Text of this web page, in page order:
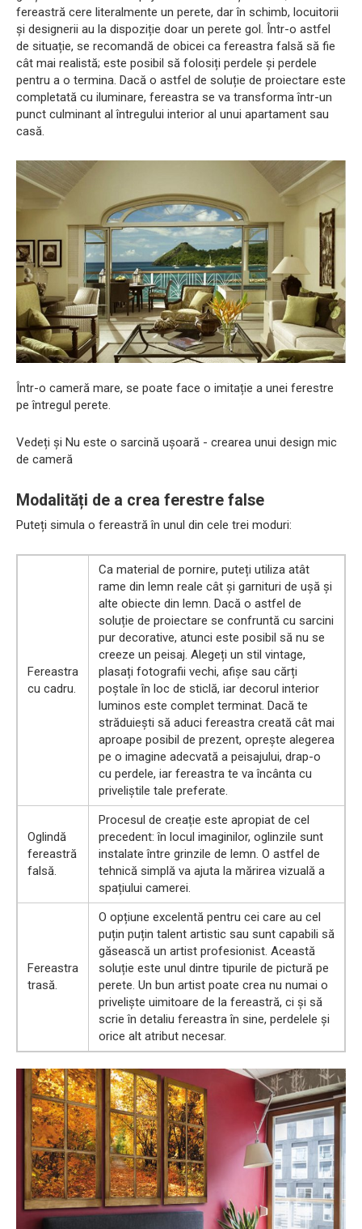
fereastră cere literalmente un perete, dar în schimb, locuitorii
și designerii au la dispoziție doar un perete gol. Într-o astfel
de situație, se recomandă de obicei ca fereastra falsă să fie
cât mai realistă; este posibil să folosiți perdele și perdele
pentru a o termina. Dacă o astfel de soluție de proiectare este
completată cu iluminare, fereastra se va transforma într-un
punct culminant al întregului interior al unui apartament sau
casă.
Într-o cameră mare, se poate face o imitație a unei ferestre
pe întregul perete.
Vedeți și Nu este o sarcină ușoară - crearea unui design mic
de cameră
Modalități de a crea ferestre false
Puteți simula o fereastră în unul din cele trei moduri:
Fereastra
cu cadru.
Ca material de pornire, puteți utiliza atât
rame din lemn reale cât și garnituri de ușă și
alte obiecte din lemn. Dacă o astfel de
soluție de proiectare se confruntă cu sarcini
pur decorative, atunci este posibil să nu se
creeze un peisaj. Alegeți un stil vintage,
plasați fotografii vechi, afișe sau cărți
poștale în loc de sticlă, iar decorul interior
luminos este complet terminat. Dacă te
străduiești să aduci fereastra creată cât mai
aproape posibil de prezent, oprește alegerea
pe o imagine adecvată a peisajului, drap-o
cu perdele, iar fereastra te va încânta cu
priveliștile tale preferate.
Oglindă
fereastră
falsă.
Procesul de creație este apropiat de cel
precedent: în locul imaginilor, oglinzile sunt
instalate între grinzile de lemn. O astfel de
tehnică simplă va ajuta la mărirea vizuală a
spațiului camerei.
Fereastra
trasă.
O opțiune excelentă pentru cei care au cel
puțin puțin talent artistic sau sunt capabili să
găsească un artist profesionist. Această
soluție este unul dintre tipurile de pictură pe
perete. Un bun artist poate crea nu numai o
priveliște uimitoare de la fereastră, ci și să
scrie în detaliu fereastra în sine, perdelele și
orice alt atribut necesar.